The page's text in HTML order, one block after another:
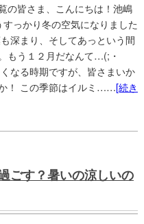
の皆さま、こんにちは！池嶋
っかり冬の空気になりました
深まり、そしてあっという間
もう１２月だなんて…(;・
なる時期ですが、皆さまいか
！ この季節はイルミ……[続き
ごす？暑いの涼しいの